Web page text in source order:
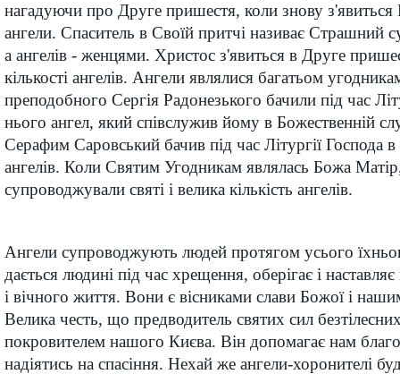
нагадуючи про Друге пришестя, коли знову з'явиться
ангели. Спаситель в Своїй притчі називає Страшний
а ангелів - женцями. Христос з'явиться в Друге
кількості ангелів. Ангели являлися багатьом
преподобного Сергія Радонезького бачили під час
нього ангел, який співслужив йому в Божественній
Серафим Саровський бачив під час Літургії Господа в
ангелів. Коли Святим Угодникам являлась Божа
супроводжували святі і велика кількість ангелів.
Ангели супровод­жують людей про­тя­гом усього
дається людині під час хрещення, оберігає і
і вічного життя. Вони є вісниками слави Божої і
Велика честь, що предводитель святих сил
покровителем нашого Києва. Він допомагає нам
надіятись на спасіння. Нехай же ангели-хоронителі